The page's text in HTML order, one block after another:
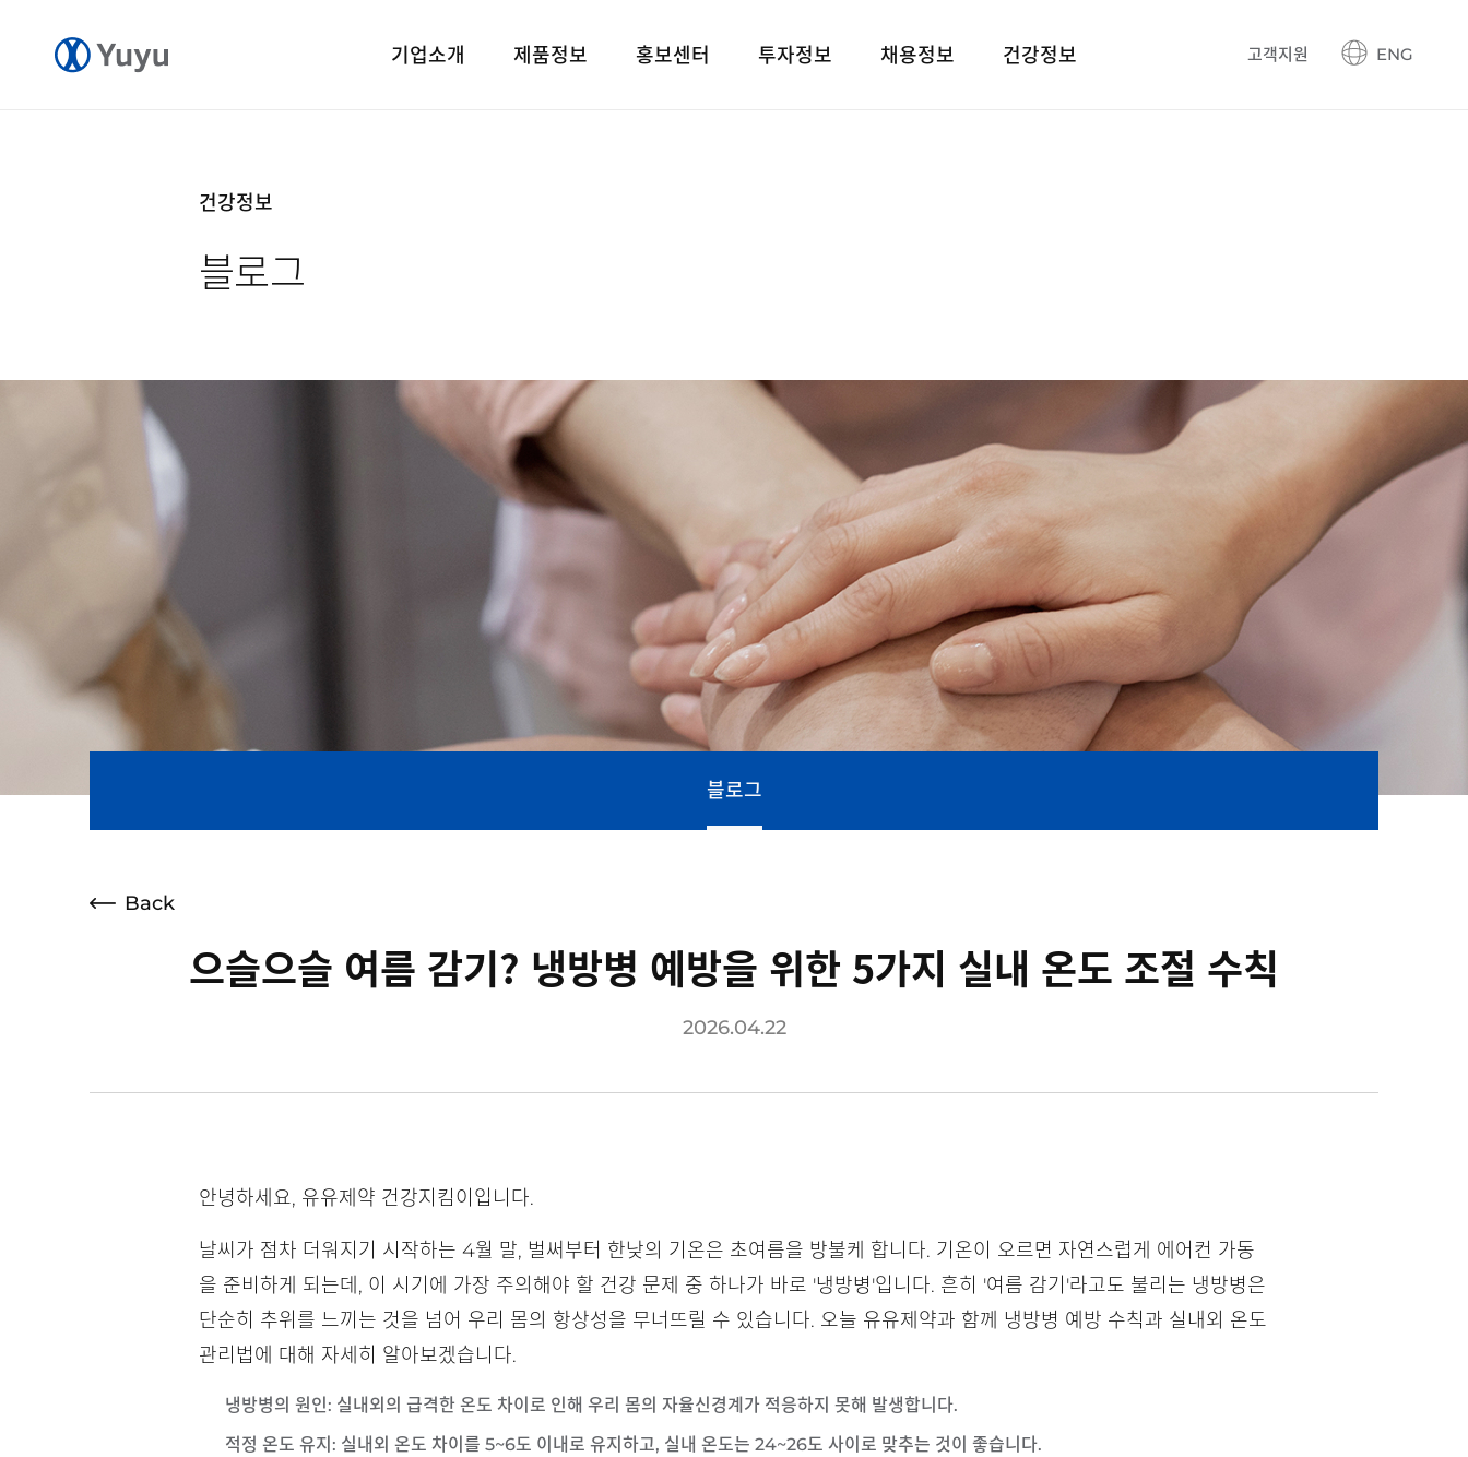
기업소개 제품정보 홍보센터 투자정보 채용정보 건강정보
오시는길
고객지원 ENG
건강정보
블로그
블로그
Back
으슬으슬 여름 감기? 냉방병 예방을 위한 5가지 실내 온도 조절 수칙
2026.04.22
안녕하세요, 유유제약 건강지킴이입니다.
날씨가 점차 더워지기 시작하는 4월 말, 벌써부터 한낮의 기온은 초여름을 방불케 합니다. 기온이 오르면 자연스럽게 에어컨 가동
을 준비하게 되는데, 이 시기에 가장 주의해야 할 건강 문제 중 하나가 바로 '냉방병'입니다. 흔히 '여름 감기'라고도 불리는 냉방병은
단순히 추위를 느끼는 것을 넘어 우리 몸의 항상성을 무너뜨릴 수 있습니다. 오늘 유유제약과 함께 냉방병 예방 수칙과 실내외 온도
관리법에 대해 자세히 알아보겠습니다.
냉방병의 원인: 실내외의 급격한 온도 차이로 인해 우리 몸의 자율신경계가 적응하지 못해 발생합니다.
적정 온도 유지 : 실내외 온도 차이를 5~6도 이내로 유지하고, 실내 온도는 24~26도 사이로 맞추는 것이 좋습니다.